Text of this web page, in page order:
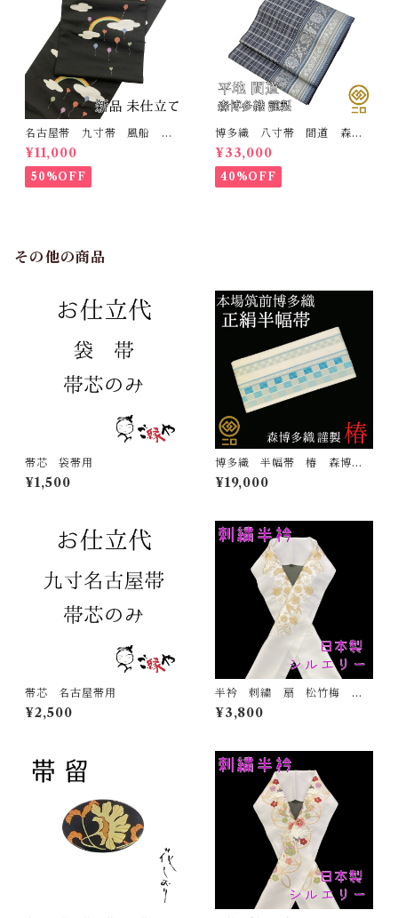
名古屋帯 九寸帯 風船
雲 虹 正絹 日本製 九寸
名古屋帯
¥11,000
50%OFF
博多織 八寸帯 間道 森博
多織 正絹 日本製 未仕立
て 名古屋帯
¥33,000
40%OFF
その他の商品
帯芯 袋帯用
¥1,500
博多織 半幅帯 椿 森博多
織 正絹 長さ/3m78cm 日
本製 和装 小袋帯 半巾帯
¥19,000
帯芯 名古屋帯用
¥2,500
半衿 刺繍 扇 松竹梅
金 白地 シルエリー 新合
繊 日本製 刺繍衿 和装小
¥3,800